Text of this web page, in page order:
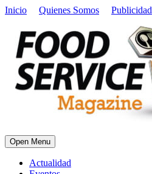
Inicio Quienes Somos Publicidad
Open Menu
Actualidad